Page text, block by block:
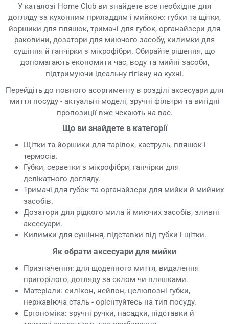
У каталозі Home Club ви знайдете все необхідне для
догляду за кухонним приладдям і мийкою: губки та щітки,
йоршики для пляшок, тримачі для губок, органайзери для
раковини, дозатори для миючого засобу, килимки для
сушіння й ганчірки з мікрофібри. Обирайте рішення, що
допомагають економити час, воду та мийні засоби,
підтримуючи ідеальну гігієну на кухні.
Перейдіть до повного асортименту в розділі аксесуари для
миття посуду - актуальні моделі, зручні фільтри та вигідні
пропозиції вже чекають на вас.
Що ви знайдете в категорії
Щітки та йоршики для тарілок, каструль, пляшок і
термосів.
Губки, серветки з мікрофібри, ганчірки для
делікатного догляду.
Тримачі для губок та органайзери для мийки й мийних
засобів.
Дозатори для рідкого мила й миючих засобів, зливні
аксесуари.
Килимки для сушіння, підставки під губки і щітки.
Як обрати аксесуари для мийки
Призначення: для щоденного миття, видалення
пригорілого, догляду за склом чи пляшками.
Матеріали: силікон, нейлон, целюлозні губки,
нержавіюча сталь - орієнтуйтесь на тип посуду.
Ергономіка: зручні ручки, насадки, підставки й